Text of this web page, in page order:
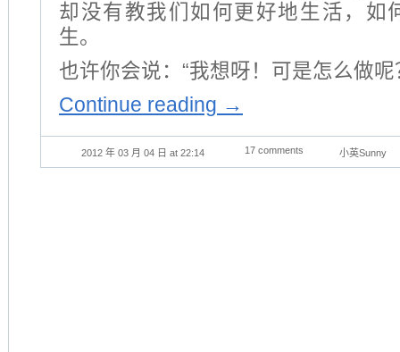
却没有教我们如何更好地生活，如
生。
也许你会说：“我想呀！可是怎么做呢
Continue reading →
2012 年 03 月 04 日 at 22:14 17 comments 小英Sunny